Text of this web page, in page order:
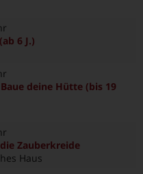
6 J.)
deine Hütte (bis 19
Zauberkreide
Haus